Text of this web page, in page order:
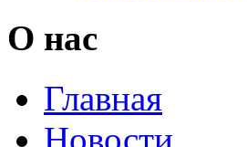
О нас
Главная